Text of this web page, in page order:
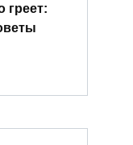
греет: